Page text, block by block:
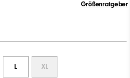
Größenratgeber
L XL